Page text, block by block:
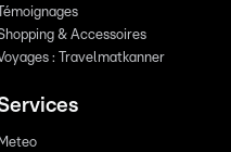
Témoignages
& Accessoires
: Travelmatkanner
Meteo